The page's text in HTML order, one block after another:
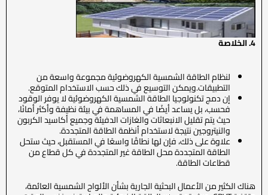
4. الخلاصة
لنظام الطاقة الشمسية الكهروضوئية مجموعة واسعة من
التطبيقات.ويمكن التوسيع في ذلك حسب الاستخدام المتوقع.
إن دمج تكنولوجيا الطاقة الشمسية الكهروضوئية لا يوفر الوقود
فحسب، بل يساعد أيضًا في المساهمة في بيئة نظيفة وأكثر أمانًا،
حيث يتم تقليل الانبعاثات والغازات الدفيئة وجميع أكاسيد الكربون
والنيتروجين نتيجة لاستخدام أنظمة الطاقة المتجددة.
علاوة على ذلك، فإن لها نطاقًا واسعًا في المستقبل، حيث ستحل
الطاقة المتجددة محل الطاقة غير المتجددة في كل قطاع من
قطاعات الطاقة.
هناك الكثير من الأعمال البحثية الجارية بشأن الألواح الشمسية العائمة،